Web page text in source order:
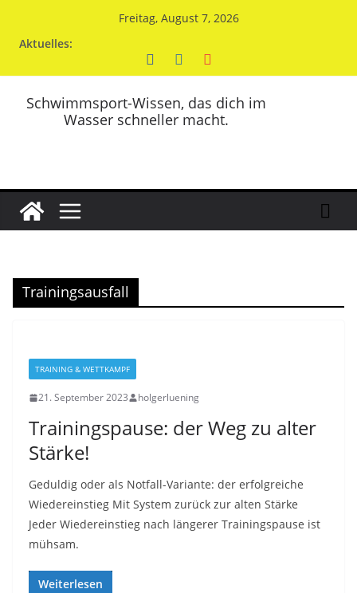
Freitag, August 7, 2026
Aktuelles:
Schwimmsport-Wissen, das dich im
Wasser schneller macht.
Trainingsausfall
TRAINING & WETTKAMPF
21. September 2023 holgerluening
Trainingspause: der Weg zu alter
Stärke!
Geduldig oder als Notfall-Variante: der erfolgreiche
Wiedereinstieg Mit System zurück zur alten Stärke
Jeder Wiedereinstieg nach längerer Trainingspause ist
mühsam.
Weiterlesen